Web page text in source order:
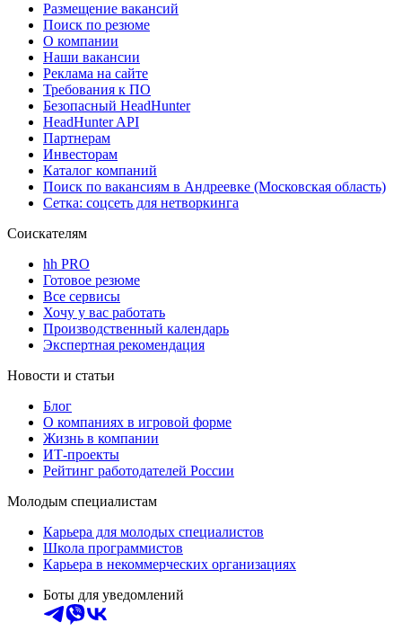
Размещение вакансий
Поиск по резюме
О компании
Наши вакансии
Реклама на сайте
Требования к ПО
Безопасный HeadHunter
HeadHunter API
Партнерам
Инвесторам
Каталог компаний
Поиск по вакансиям в Андреевке (Московская область)
Сетка: соцсеть для нетворкинга
Соискателям
hh PRO
Готовое резюме
Все сервисы
Хочу у вас работать
Производственный календарь
Экспертная рекомендация
Новости и статьи
Блог
О компаниях в игровой форме
Жизнь в компании
ИТ-проекты
Рейтинг работодателей России
Молодым специалистам
Карьера для молодых специалистов
Школа программистов
Карьера в некоммерческих организациях
Боты для уведомлений